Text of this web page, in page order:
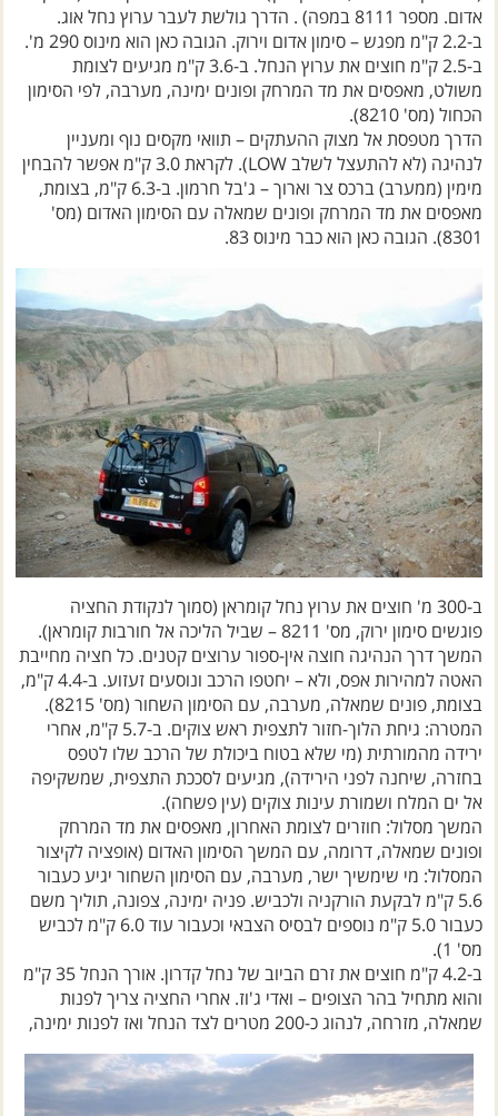
ב-2.5 ק"מ חוצים את ערוץ הנחל. ב-3.6 ק"מ מגיעים לצומת
משולט, מאפסים את מד המרחק ופונים ימינה, מערבה, לפי הסימון
הכחול (מס' 8210).
הדרך מטפסת אל מצוק ההעתקים – תוואי מקסים נוף ומעניין
לנהיגה (לא להתעצל לשלב LOW). לקראת 3.0 ק"מ אפשר להבחין
מימין (ממערב) ברכס צר וארוך – ג'בל חרמון. ב-6.3 ק"מ, בצומת,
מאפסים את מד המרחק ופונים שמאלה עם הסימון האדום (מס'
8301). הגובה כאן הוא כבר מינוס 83.
ב-300 מ' חוצים את ערוץ נחל קומראן (סמוך לנקודת החציה
פוגשים סימון ירוק, מס' 8211 – שביל הליכה אל חורבות קומראן).
המשך דרך הנהיגה חוצה אין-ספור ערוצים קטנים. כל חציה מחייבת
האטה למהירות אפס, ולא – יחטפו הרכב ונוסעים זעזוע. ב-4.4 ק"מ,
בצומת, פונים שמאלה, מערבה, עם הסימון השחור (מס' 8215).
המטרה: גיחת הלוך-חזור לתצפית ראש צוקים. ב-5.7 ק"מ, אחרי
ירידה מהמורתית (מי שלא בטוח ביכולת של הרכב שלו לטפס
בחזרה, שיחנה לפני הירידה), מגיעים לסככת התצפית, שמשקיפה
אל ים המלח ושמורת עינות צוקים (עין פשחה).
המשך מסלול: חוזרים לצומת האחרון, מאפסים את מד המרחק
ופונים שמאלה, דרומה, עם המשך הסימון האדום (אופציה לקיצור
המסלול: מי שימשיך ישר, מערבה, עם הסימון השחור יגיע כעבור
5.6 ק"מ לבקעת הורקניה ולכביש. פניה ימינה, צפונה, תוליך משם
כעבור 5.0 ק"מ נוספים לבסיס הצבאי וכעבור עוד 6.0 ק"מ לכביש
מס' 1).
והוא מתחיל בהר הצופים – ואדי ג'וז. אחרי החציה צריך לפנות
שמאלה, מזרחה, לנהוג כ-200 מטרים לצד הנחל ואז לפנות ימינה,